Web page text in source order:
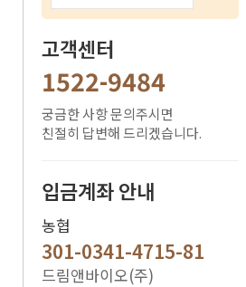
고객센터
1522-9484
궁금한 사항 문의주시면
친절히 답변해 드리겠습니다.
입금계좌 안내
농협
301-0341-4715-81
드림앤바이오(주)